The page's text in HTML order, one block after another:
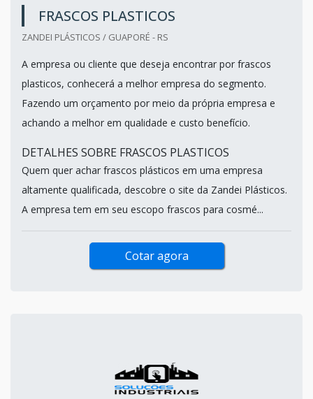
FRASCOS PLASTICOS
ZANDEI PLÁSTICOS / GUAPORÉ - RS
A empresa ou cliente que deseja encontrar por frascos
plasticos, conhecerá a melhor empresa do segmento.
Fazendo um orçamento por meio da própria empresa e
achando a melhor em qualidade e custo benefício.
DETALHES SOBRE FRASCOS PLASTICOS
Quem quer achar frascos plásticos em uma empresa
altamente qualificada, descobre o site da Zandei Plásticos.
A empresa tem em seu escopo frascos para cosmé...
Cotar agora